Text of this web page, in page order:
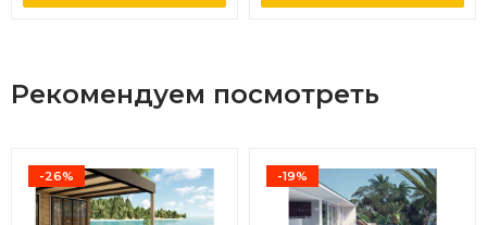
Рекомендуем посмотреть
-26% -19%